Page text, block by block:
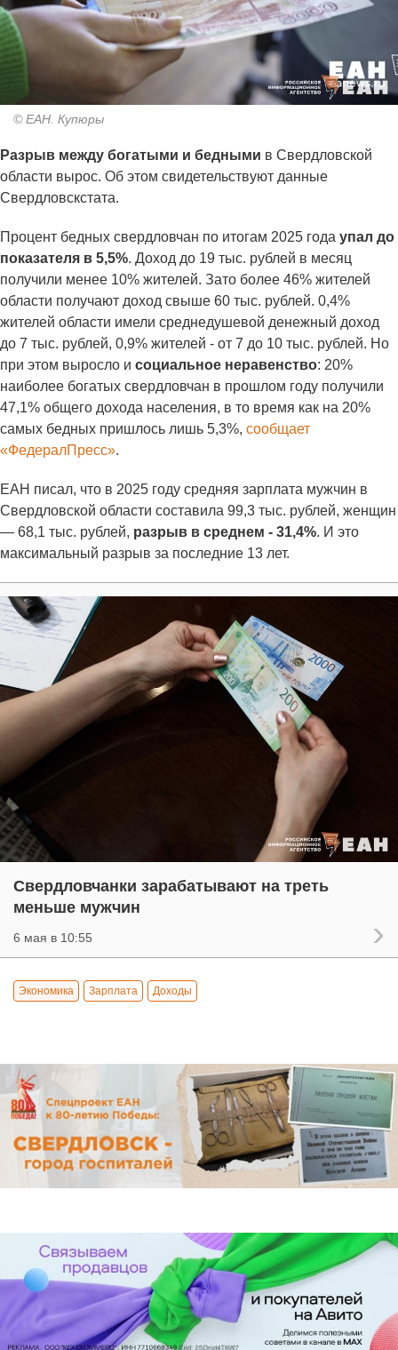
© ЕАН. Купюры
Разрыв между богатыми и бедными в Свердловской
области вырос. Об этом свидетельствуют данные
Свердловскстата.
Процент бедных свердловчан по итогам 2025 года упал до
показателя в 5,5%. Доход до 19 тыс. рублей в месяц
получили менее 10% жителей. Зато более 46% жителей
области получают доход свыше 60 тыс. рублей. 0,4%
жителей области имели среднедушевой денежный доход
до 7 тыс. рублей, 0,9% жителей - от 7 до 10 тыс. рублей. Но
при этом выросло и социальное неравенство: 20%
наиболее богатых свердловчан в прошлом году получили
47,1% общего дохода населения, в то время как на 20%
самых бедных пришлось лишь 5,3%, сообщает
«ФедералПресс».
ЕАН писал, что в 2025 году средняя зарплата мужчин в
Свердловской области составила 99,3 тыс. рублей, женщин
— 68,1 тыс. рублей, разрыв в среднем - 31,4%. И это
максимальный разрыв за последние 13 лет.
Свердловчанки зарабатывают на треть
меньше мужчин
6 мая в 10:55
Экономика Зарплата Доходы